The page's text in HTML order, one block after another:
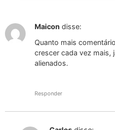
Maicon disse:
Quanto mais
crescer cada vez mais,
alienados.
Responder